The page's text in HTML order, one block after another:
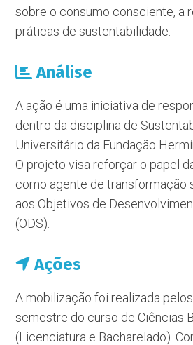
sobre o consumo consciente, a
práticas de sustentabilidade.
Análise
A ação é uma iniciativa de
dentro da disciplina de
Universitário da Fundação
O projeto visa reforçar o papel
como agente de transformação
aos Objetivos de
(ODS).
Ações
A mobilização foi realizada
semestre do curso de Ciências
(Licenciatura e Bacharelado).